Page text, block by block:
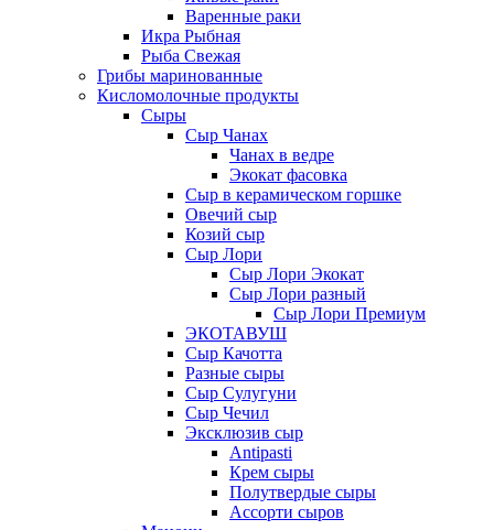
Варенные раки
Икра Рыбная
Рыба Свежая
Грибы маринованные
Кисломолочные продукты
Сыры
Сыр Чанах
Чанах в ведре
Экокат фасовка
Сыр в керамическом горшке
Овечий сыр
Козий сыр
Сыр Лори
Сыр Лори Экокат
Сыр Лори разный
Сыр Лори Премиум
ЭКОТАВУШ
Сыр Качотта
Разные сыры
Сыр Сулугуни
Сыр Чечил
Эксклюзив сыр
Antipasti
Крем сыры
Полутвердые сыры
Ассорти сыров